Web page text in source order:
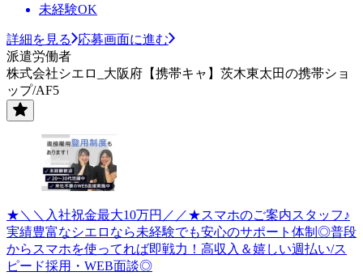
未経験OK
詳細を見る
応募画面に進む
派遣労働者
株式会社シエロ_大阪府【携帯キャ】茨木東太田の携帯ショ
ップ/AF5
★＼＼入社祝金最大10万円／／★スマホのご案内スタッフ♪
実績豊富なシエロなら未経験でも安心のサポート体制◎普段
からスマホを使ってれば即戦力！高収入＆嬉しい週払い/ス
ピード採用・WEB面談◎